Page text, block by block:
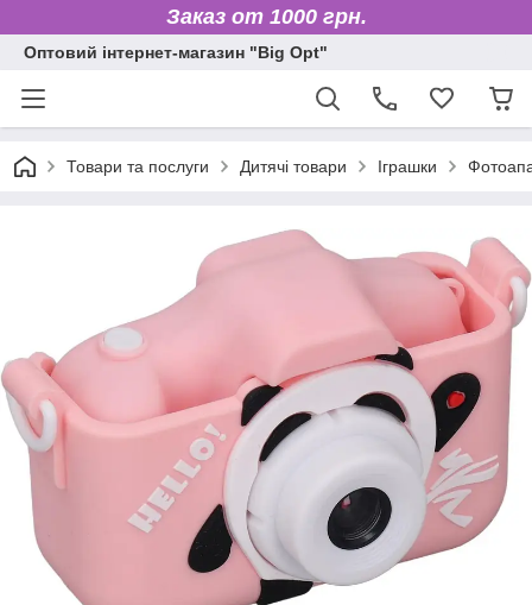
Заказ от 1000 грн.
Оптовий інтернет-магазин "Big Opt"
Товари та послуги Дитячі товари Іграшки